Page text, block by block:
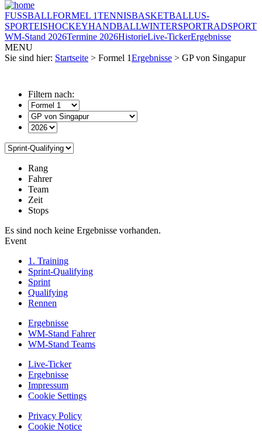
FUSSBALLFORMEL 1TENNISBASKETBALLUS-
SPORTEISHOCKEYHANDBALLWINTERSPORTRADSPORT
WM-Stand 2026Termine 2026HistorieLive-TickerErgebnisse
MENU
Sie sind hier: Startseite > Formel 1Ergebnisse > GP von Singapur
Filtern nach:
Rang
Fahrer
Team
Zeit
Stops
Es sind noch keine Ergebnisse vorhanden.
Event
1. Training
Sprint-Qualifying
Sprint
Qualifying
Rennen
Ergebnisse
WM-Stand Fahrer
WM-Stand Teams
Live-Ticker
Ergebnisse
Impressum
Cookie Settings
Privacy Policy
Cookie Notice